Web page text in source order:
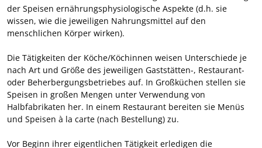
der Speisen ernährungsphysiologische Aspekte (d.h. sie
wissen, wie die jeweiligen Nahrungsmittel auf den
menschlichen Körper wirken).
Die Tätigkeiten der Köche/Köchinnen weisen Unterschiede je
nach Art und Größe des jeweiligen Gaststätten-, Restaurant-
oder Beherbergungsbetriebes auf. In Großküchen stellen sie
Speisen in großen Mengen unter Verwendung von
Halbfabrikaten her. In einem Restaurant bereiten sie Menüs
und Speisen à la carte (nach Bestellung) zu.
Vor Beginn ihrer eigentlichen Tätigkeit erledigen die